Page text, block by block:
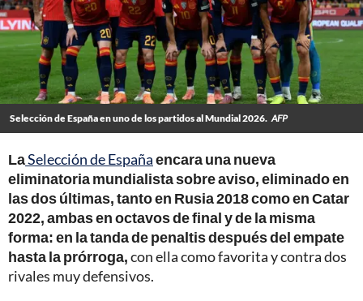
Selección de España en uno de los partidos al Mundial 2026. AFP
LaSelección de Españaencara una nueva
eliminatoria mundialista sobre aviso, eliminado en
las dos últimas, tanto en Rusia 2018 como en Catar
2022, ambas en octavos de final y de la misma
forma: en la tanda de penaltis después del empate
hasta la prórroga,con ella como favorita y contra dos
rivales muy defensivos.